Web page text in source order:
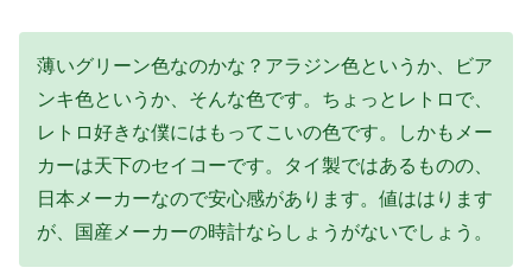
薄いグリーン色なのかな？アラジン色というか、ビア
ンキ色というか、そんな色です。ちょっとレトロで、
レトロ好きな僕にはもってこいの色です。しかもメー
カーは天下のセイコーです。タイ製ではあるものの、
日本メーカーなので安心感があります。値ははります
が、国産メーカーの時計ならしょうがないでしょう。